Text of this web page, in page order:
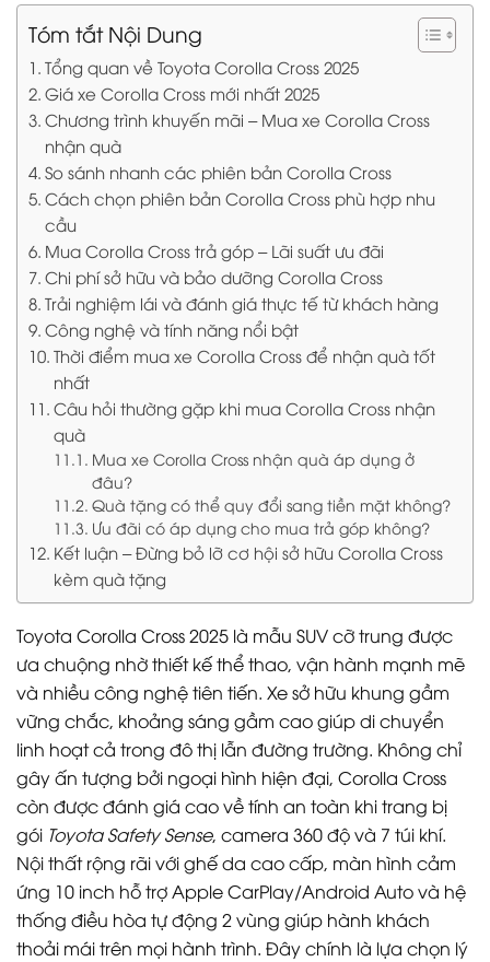
Tóm tắt Nội Dung
Tổng quan về Toyota Corolla Cross 2025
Giá xe Corolla Cross mới nhất 2025
Chương trình khuyến mãi – Mua xe Corolla Cross
nhận quà
So sánh nhanh các phiên bản Corolla Cross
Cách chọn phiên bản Corolla Cross phù hợp nhu
cầu
Mua Corolla Cross trả góp – Lãi suất ưu đãi
Chi phí sở hữu và bảo dưỡng Corolla Cross
Trải nghiệm lái và đánh giá thực tế từ khách hàng
Công nghệ và tính năng nổi bật
Thời điểm mua xe Corolla Cross để nhận quà tốt
nhất
Câu hỏi thường gặp khi mua Corolla Cross nhận
quà
Mua xe Corolla Cross nhận quà áp dụng ở
đâu?
Quà tặng có thể quy đổi sang tiền mặt không?
Ưu đãi có áp dụng cho mua trả góp không?
Kết luận – Đừng bỏ lỡ cơ hội sở hữu Corolla Cross
kèm quà tặng
Toyota Corolla Cross 2025 là mẫu SUV cỡ trung được
ưa chuộng nhờ thiết kế thể thao, vận hành mạnh mẽ
và nhiều công nghệ tiên tiến. Xe sở hữu khung gầm
vững chắc, khoảng sáng gầm cao giúp di chuyển
linh hoạt cả trong đô thị lẫn đường trường. Không chỉ
gây ấn tượng bởi ngoại hình hiện đại, Corolla Cross
còn được đánh giá cao về tính an toàn khi trang bị
gói Toyota Safety Sense, camera 360 độ và 7 túi khí.
Nội thất rộng rãi với ghế da cao cấp, màn hình cảm
ứng 10 inch hỗ trợ Apple CarPlay/Android Auto và hệ
thống điều hòa tự động 2 vùng giúp hành khách
thoải mái trên mọi hành trình. Đây chính là lựa chọn lý